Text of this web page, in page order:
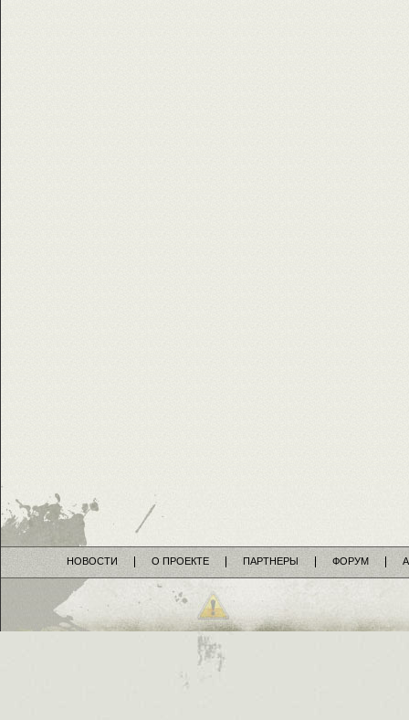
НОВОСТИ О ПРОЕКТЕ ПАРТНЕРЫ ФОРУМ